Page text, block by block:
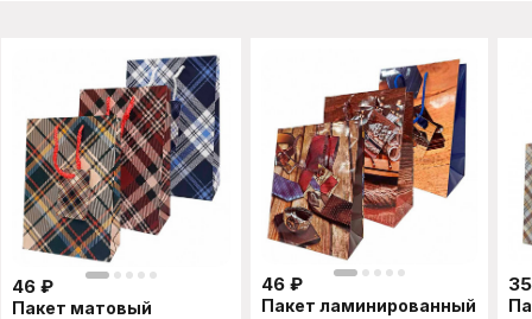
46 ₽
Пакет матовый
46 ₽
Пакет ламинированный
35